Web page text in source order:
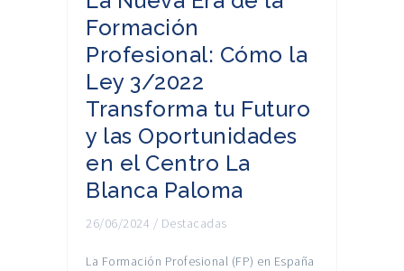
Formación
Profesional: Cómo la
Ley 3/2022
Transforma tu Futuro
y las Oportunidades
en el Centro La
Blanca Paloma
26/06/2024 / Destacadas
La Formación Profesional (FP) en España